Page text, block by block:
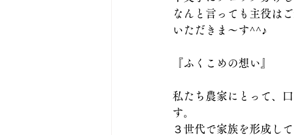
なんと言っても主役はご
いただきま〜す^^♪
『ふくこめの想い』
私たち農家にとって、
す。
３世代で家族を形成し